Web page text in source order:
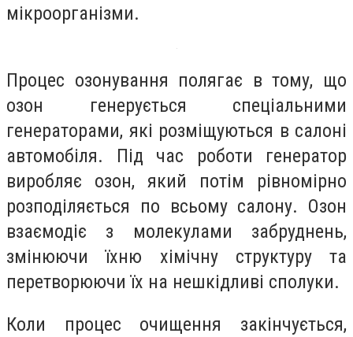
мікроорганізми.
Процес озонування полягає в тому, що
озон генерується спеціальними
генераторами, які розміщуються в салоні
автомобіля. Під час роботи генератор
виробляє озон, який потім рівномірно
розподіляється по всьому салону. Озон
взаємодіє з молекулами забруднень,
змінюючи їхню хімічну структуру та
перетворюючи їх на нешкідливі сполуки.
Коли процес очищення закінчується,